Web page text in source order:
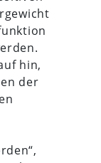
hin,
der